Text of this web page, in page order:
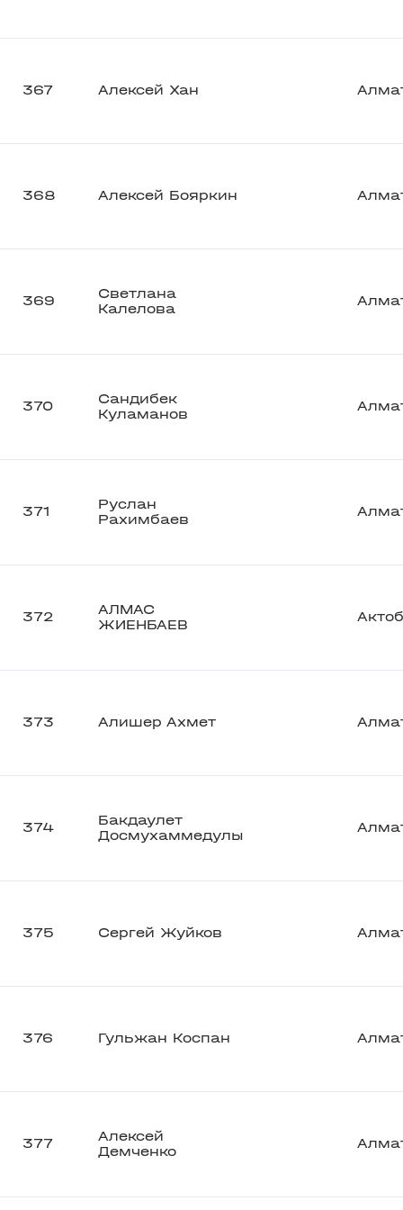
367 Алексей Хан
368 Алексей Бояркин
369
Светлана
Калелова
370
Сандибек
Куламанов
371
Руслан
Рахимбаев
372
АЛМАС
ЖИЕНБАЕВ
373 Алишер Ахмет
374
Бакдаулет
Досмухаммедулы
375 Сергей Жуйков
376 Гульжан Коспан
377
Алексей
Демченко